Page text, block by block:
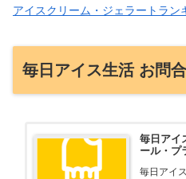
アイスクリーム・ジェラートラン
毎日アイス生活 お問
毎日アイ
ール・プ
毎日アイ